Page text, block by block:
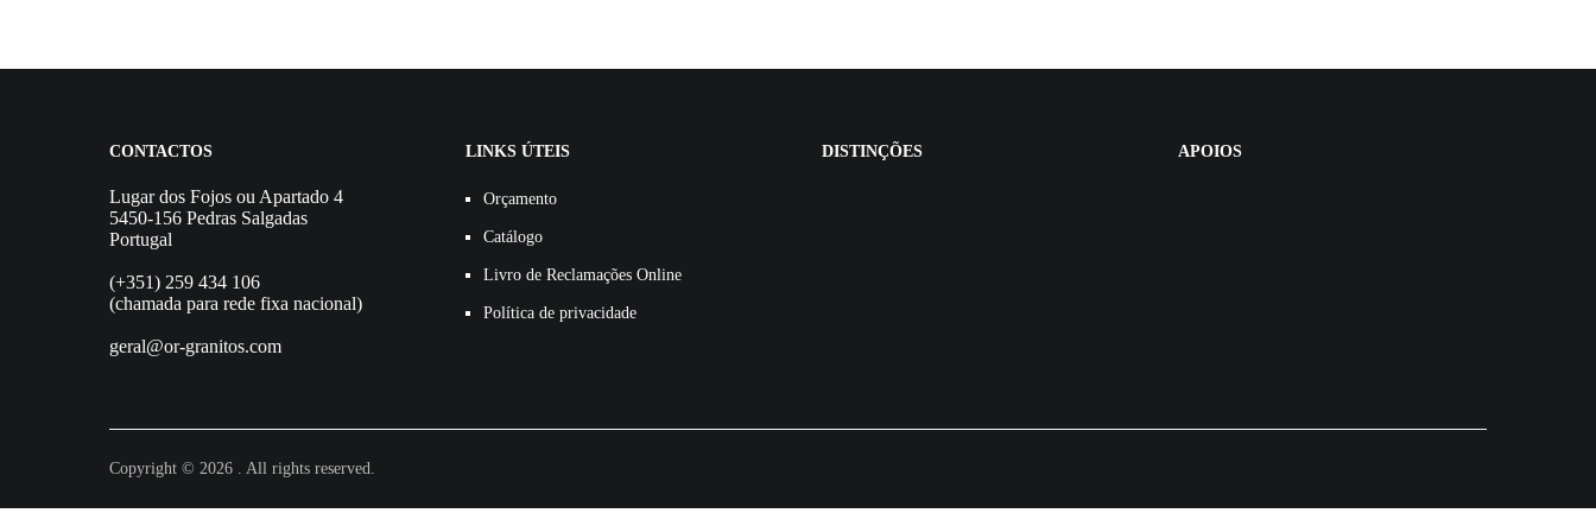
CONTACTOS
Lugar dos Fojos ou Apartado 4
5450-156 Pedras Salgadas
Portugal
(+351) 259 434 106
(chamada para rede fixa nacional)
geral@or-granitos.com
LINKS ÚTEIS
Orçamento
Catálogo
Livro de Reclamações Online
Política de privacidade
DISTINÇÕES APOIOS
Copyright © 2026 . All rights reserved.